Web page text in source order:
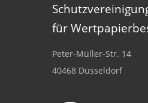
für
Peter-Müller-Str. 14
40468 Düsseldorf